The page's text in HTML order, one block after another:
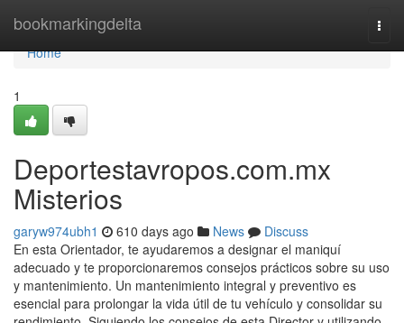
bookmarkingdelta
Home
Home
1
Deportestavropos.com.mx
Misterios
garyw974ubh1 610 days ago News
Discuss
En esta Orientador, te ayudaremos a designar el maniquí
adecuado y te proporcionaremos consejos prácticos sobre su uso
y mantenimiento. Un mantenimiento integral y preventivo es
esencial para prolongar la vida útil de tu vehículo y consolidar su